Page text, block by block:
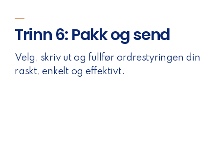
Trinn 6: Pakk og send
Velg, skriv ut og fullfør ordrestyringen din
raskt, enkelt og effektivt.